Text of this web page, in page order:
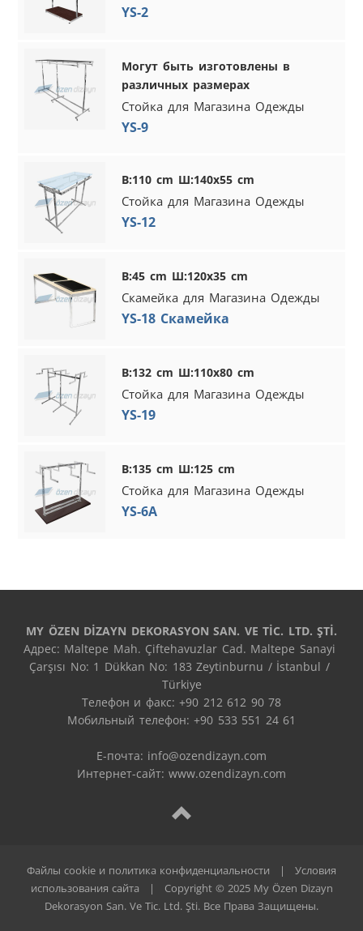
YS-2
Могут быть изготовлены в
различных размерах
Стойка для Магазина Одежды
YS-9
В:110 cm Ш:140x55 cm
Стойка для Магазина Одежды
YS-12
В:45 cm Ш:120x35 cm
Скамейка для Магазина Одежды
YS-18 Скамейка
В:132 cm Ш:110x80 cm
Стойка для Магазина Одежды
YS-19
В:135 cm Ш:125 cm
Стойка для Магазина Одежды
YS-6A
MY ÖZEN DİZAYN DEKORASYON SAN. VE TİC. LTD. ŞTİ.
Адрес: Maltepe Mah. Çiftehavuzlar Cad. Maltepe Sanayi
Çarşısı No: 1 Dükkan No: 183 Zeytinburnu / İstanbul /
Türkiye
Телефон и факс: +90 212 612 90 78
Мобильный телефон: +90 533 551 24 61
E-почта: info@ozendizayn.com
Интернет-сайт: www.ozendizayn.com
Файлы cookie и политика конфиденциальности |
Условия
использования сайта
|
Copyright © 2025 My Özen Dizayn
Dekorasyon San. Ve Tic. Ltd. Şti. Все Права Защищены.